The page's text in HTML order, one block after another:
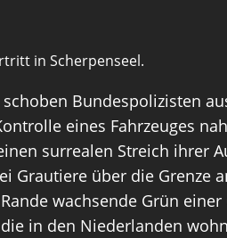
in Scherpenseel.
Bundespolizisten
eines Fahrzeuges
surrealen Streich ihrer
Grautiere über die
wachsende Grün
in den Niederlanden